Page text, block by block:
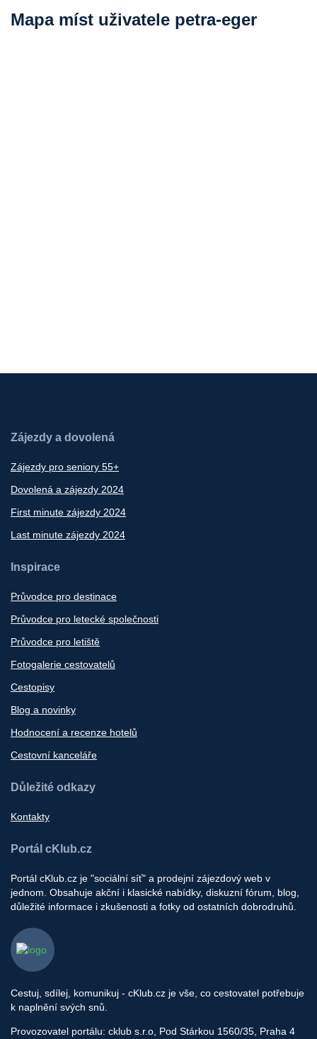
Mapa míst uživatele petra-eger
Zájezdy a dovolená
Zájezdy pro seniory 55+
Dovolená a zájezdy 2024
First minute zájezdy 2024
Last minute zájezdy 2024
Inspirace
Průvodce pro destinace
Průvodce pro letecké společnosti
Průvodce pro letiště
Fotogalerie cestovatelů
Cestopisy
Blog a novinky
Hodnocení a recenze hotelů
Cestovní kanceláře
Důležité odkazy
Kontakty
Portál cKlub.cz
Portál cKlub.cz je "sociální síť" a prodejní zájezdový web v
jednom. Obsahuje akční i klasické nabídky, diskuzní fórum, blog,
důležité informace i zkušenosti a fotky od ostatních dobrodruhů.
Cestuj, sdílej, komunikuj - cKlub.cz je vše, co cestovatel potřebuje
k naplnění svých snů.
Provozovatel portálu: cklub s.r.o, Pod Stárkou 1560/35, Praha 4